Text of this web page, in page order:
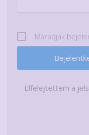
Maradjak
Elfelejtettem a